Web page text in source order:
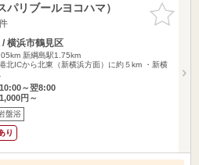
お気に入
りに追加
リブールヨコハマ）
横浜市鶴見区
新綱島駅1.75km
北ICから北東（新横浜方面）に約５km ・新横
～翌8:00
円～
盤浴
り